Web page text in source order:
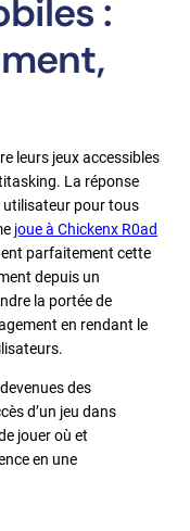
:
leurs jeux accessibles
La réponse
utilisateur pour tous
joue à Chickenx R0ad
parfaitement cette
depuis un
la portée de
en rendant le
des
d’un jeu dans
jouer où et
en une